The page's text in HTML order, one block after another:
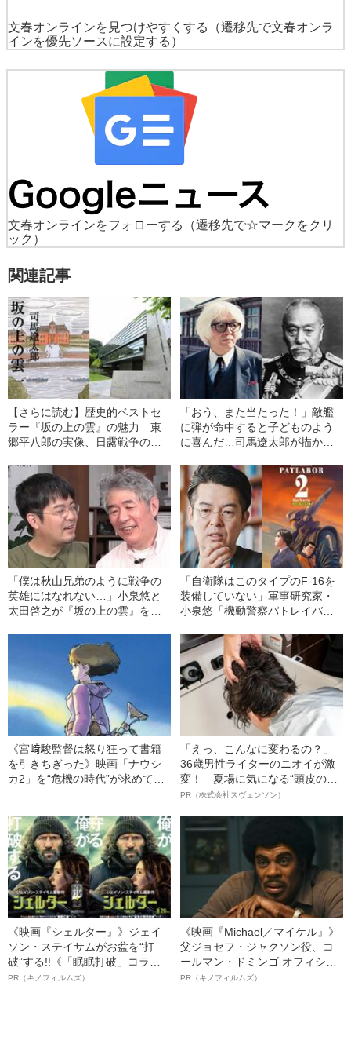
文春オンラインを見つけやすくする
（遷移先で文春オンラ
インを優先ソースに設定する）
文春オンラインをフォローする
（遷移先で☆マークをクリ
ック）
関連記事
【さらに読む】歴史的ベストセ
ラー『坂の上の雲』の魅力 東
郷平八郎の実像、日露戦争の戦
観…
「おう、また当たった！」敵艦
に弾が命中すると子どものよう
に喜んだ…司馬遼太郎が描かな
《坂の上の雲》
「僕は秋山兄弟のように戦争の
英雄にはなれない…」小泉悠と
太田啓之が『坂の上の雲』をマ
「自衛隊はこのタイプのF-16を
装備していない」軍事研究家・
小泉悠「機動警察パトレイバー2
《宮﨑駿監督は怒り狂って書籍
を引きちぎった》映画「ナウシ
カ2」を“危機の時代”が求めてい
「えっ、こんなに変わるの？」
36歳男性ライターのニオイが激
変！ 夏場に気になる“頭皮のニ
オイ”や“ベタつき”を解消す
ト”が生み出した徹底ケアとは
PR（株式会社スヴェンソン）
《映画『シェルター』》ジェイ
ソン・ステイサムがお盆を“打
破”する!!《「眠眠打破」コラ
ボ》
PR（キノフィルムズ）
《映画『Michael／マイケル』》
父ジョセフ・ジャクソン役、コ
ールマン・ドミンゴ オフィシャ
ルインタビュー“観客を魅了した
PR（キノフィルムズ）